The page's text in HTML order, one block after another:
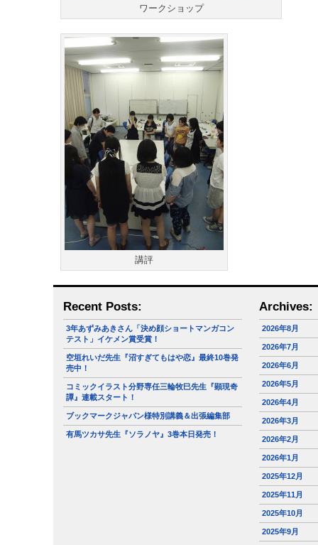
ワークショップ
講評
Recent Posts:
3年あずみあきさん「決め顔ショートマンガコン
テスト」イケメン賞受賞！
空垣れいだ先生『沼すぎてもはや恋』最終10巻発
売中！
コミックイラスト分野専任三輪牧巳先生『顕現奇
譚』連載スタート！
ブックマークジャパン様特別講義＆出張編集部
有馬ツカサ先生『ソラノヤ』3巻本日発売！
Archives:
2026年8月
2026年7月
2026年6月
2026年5月
2026年4月
2026年3月
2026年2月
2026年1月
2025年12月
2025年11月
2025年10月
2025年9月